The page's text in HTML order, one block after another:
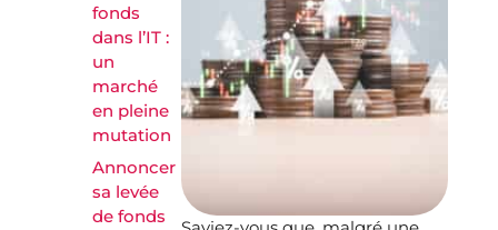
fonds
dans l’IT :
un
marché
en pleine
mutation
Annoncer
sa levée
de fonds